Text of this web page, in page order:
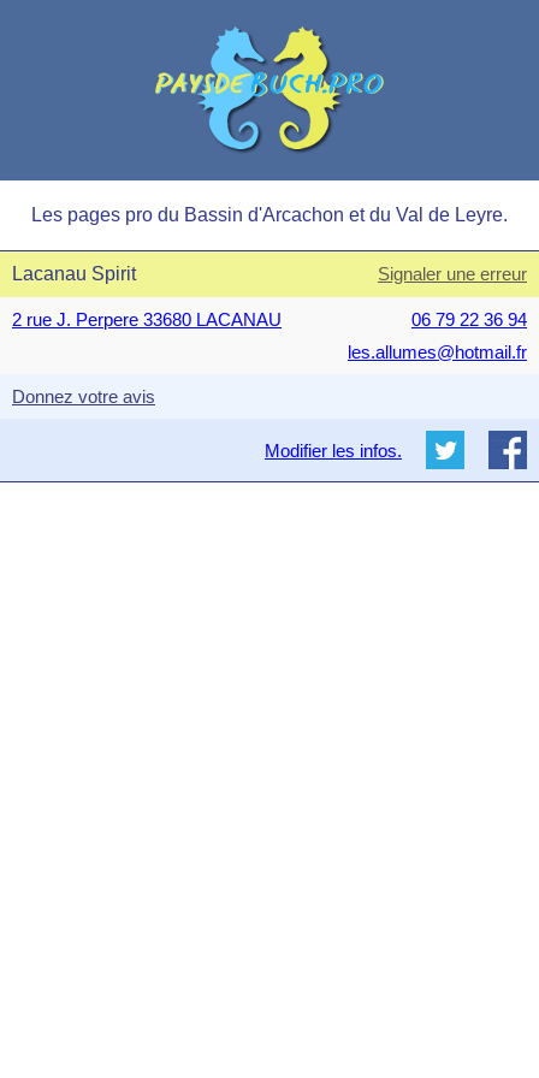
Les pages pro du Bassin d'Arcachon et du Val de Leyre.
Lacanau Spirit Signaler une erreur
2 rue J. Perpere 33680 LACANAU
06 79 22 36 94
les.allumes@hotmail.fr
Donnez votre avis
Modifier les infos.